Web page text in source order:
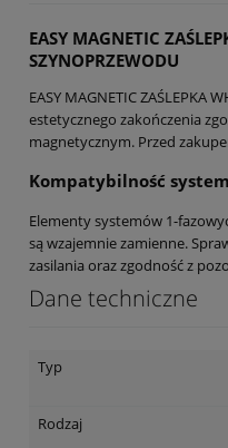
EASY MAGNETIC
SZYNOPRZEWODU
EASY MAGNETIC ZAŚLEPKA
estetycznego zakończenia
magnetycznym. Przed
Kompatybilność
Elementy systemów 1-
są wzajemnie zamienne.
zasilania oraz zgodność z
Dane techniczne
Typ
Rodzaj